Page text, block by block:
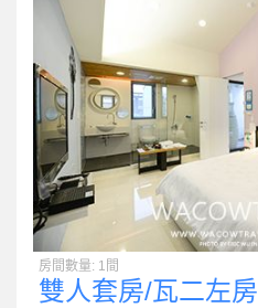
房間數量: 1間
雙人套房/瓦二左房